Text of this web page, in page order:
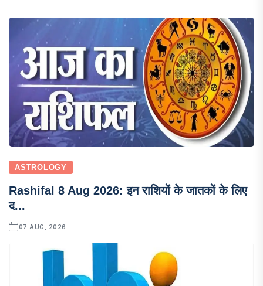
ASTROLOGY
Rashifal 8 Aug 2026: इन राशियों के जातकों के लिए
द...
07 AUG, 2026